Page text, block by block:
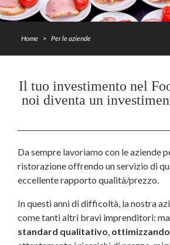
Home > Per le aziende
Il tuo investimento nel
noi diventa un
Da sempre lavoriamo con le aziende
ristorazione offrendo un servizio di
eccellente rapporto qualità/prezzo.
In questi anni di difficoltà, la nostra
come tanti altri bravi imprenditori:
standard qualitativo,